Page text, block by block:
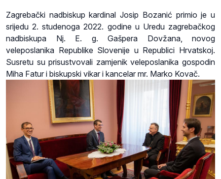
Zagrebački nadbiskup kardinal Josip Bozanić primio je u
srijedu 2. studenoga 2022. godine u Uredu zagrebačkog
nadbiskupa Nj. E. g. Gašpera Dovžana, novog
veleposlanika Republike Slovenije u Republici Hrvatskoj.
Susretu su prisustvovali zamjenik veleposlanika gospodin
Miha Fatur i biskupski vikar i kancelar mr. Marko Kovač.